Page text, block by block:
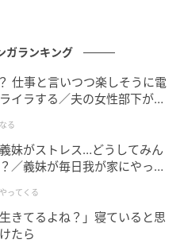
ガランキング
仕事と言いつつ楽しそうに電
イラする／夫の女性部下が気
る
妹がストレス…どうしてみん
／義妹が毎日我が家にやって
ってくる
きてるよね？」寝ていると思
たら